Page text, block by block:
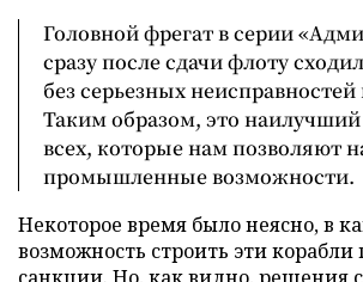
Головной фрегат в серии
сразу после сдачи флоту
без серьезных
Таким образом, это наилучший
всех, которые нам позволяют
промышленные возможности.
Некоторое время было неясно, в
возможность строить эти